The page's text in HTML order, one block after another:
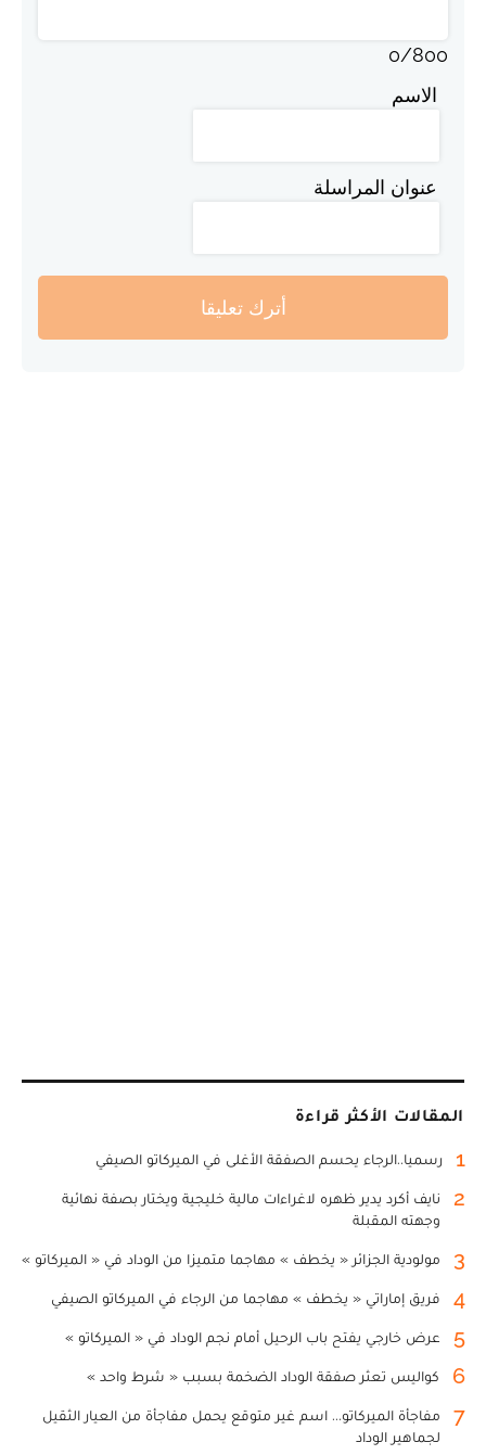
0/800
الاسم
عنوان المراسلة
أترك تعليقا
المقالات الأكثر قراءة
1 رسميا..الرجاء يحسم الصفقة الأغلى في الميركاتو الصيفي
2
نايف أكرد يدير ظهره لاغراءات مالية خليجية ويختار بصفة نهائية
وجهته المقبلة
3 مولودية الجزائر « يخطف » مهاجما متميزا من الوداد في « الميركاتو »
4 فريق إماراتي « يخطف » مهاجما من الرجاء في الميركاتو الصيفي
5 عرض خارجي يفتح باب الرحيل أمام نجم الوداد في « الميركاتو »
6 كواليس تعثر صفقة الوداد الضخمة بسبب « شرط واحد »
7
مفاجأة الميركاتو... اسم غير متوقع يحمل مفاجأة من العيار الثقيل
لجماهير الوداد